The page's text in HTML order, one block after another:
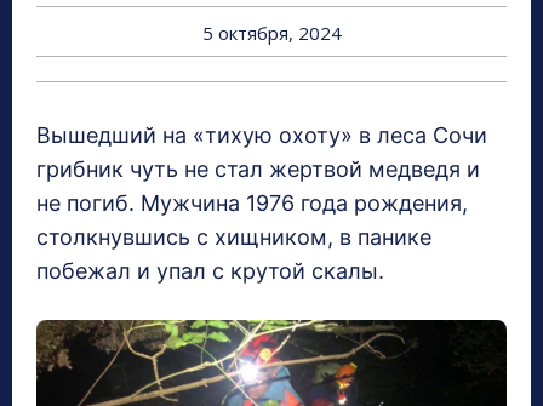
5 октября, 2024
Вышедший на «тихую охоту» в леса Сочи
грибник чуть не стал жертвой медведя и
не погиб. Мужчина 1976 года рождения,
столкнувшись с хищником, в панике
побежал и упал с крутой скалы.